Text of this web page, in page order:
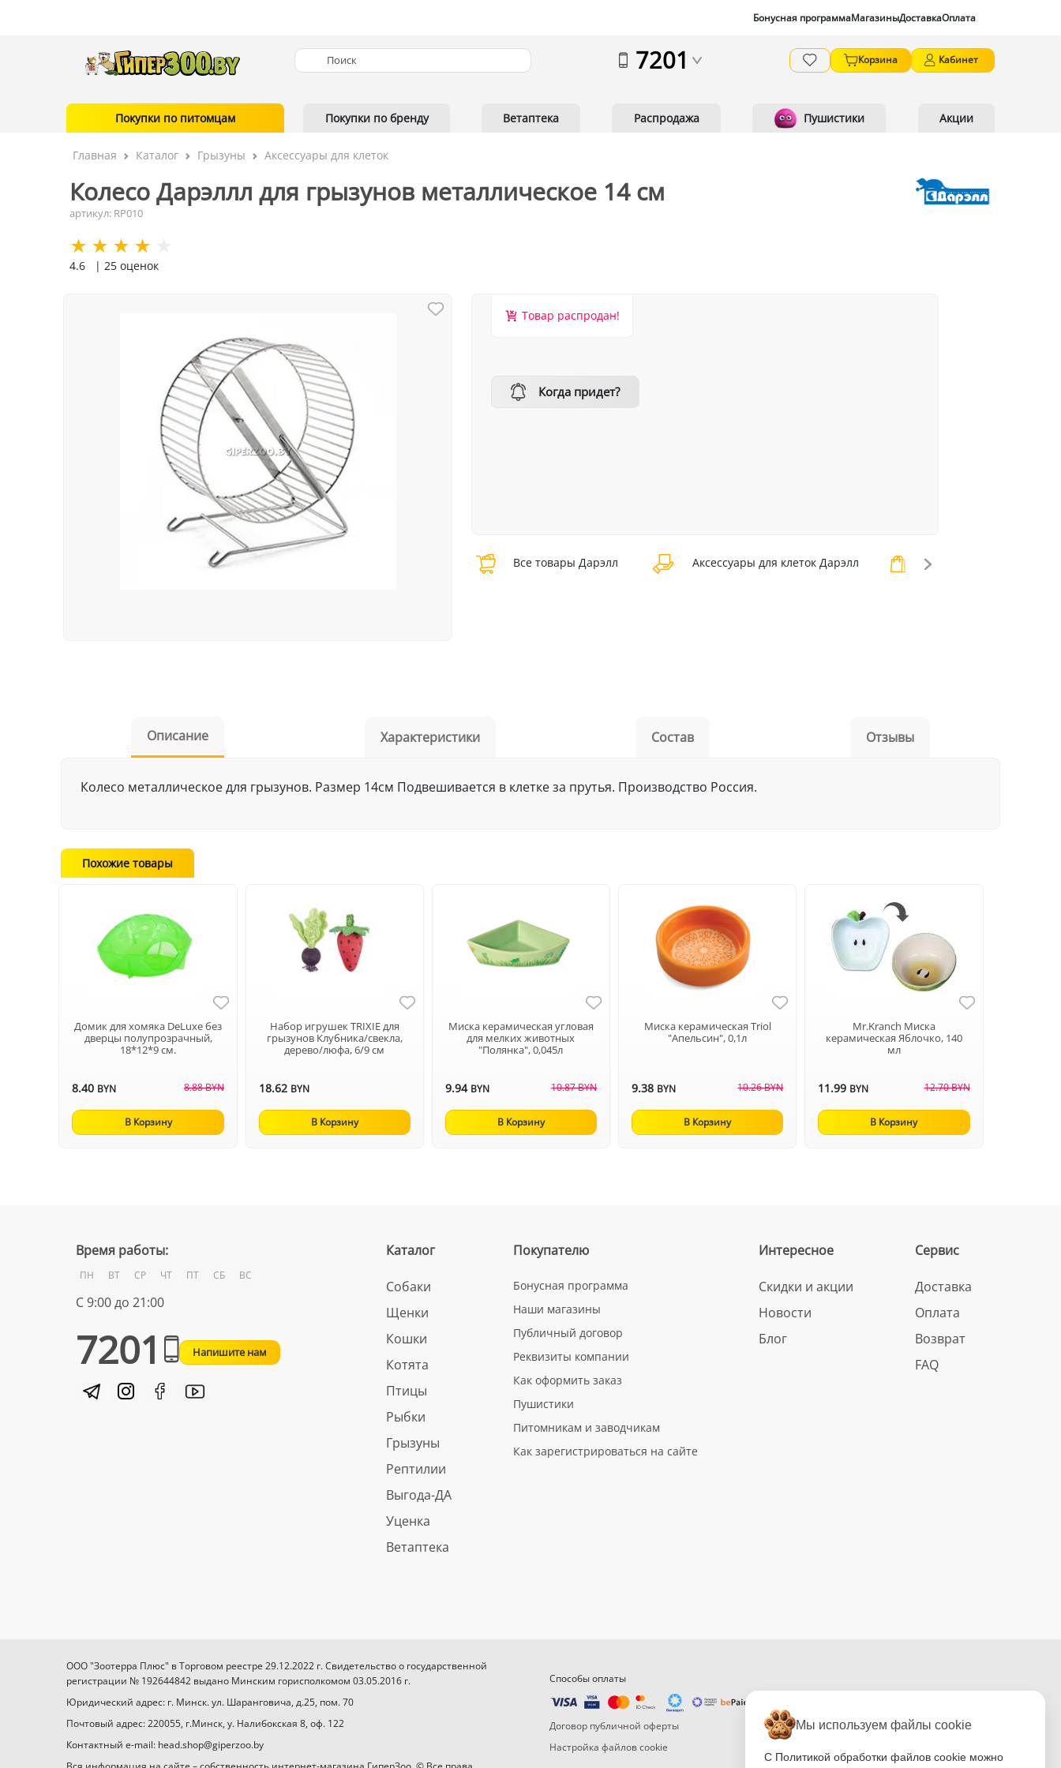
Бонусная программаМагазиныДоставкаОплата
7201 Корзина Кабинет
Покупки по питомцам Покупки по бренду Ветаптека Распродажа Пушистики Акции
Главная Каталог Грызуны Аксессуары для клеток
Колесо Дарэллл для грызунов металлическое 14 см
артикул: RP010
4.6 | 25 оценок
Товар распродан!
Когда придет?
Все товары Дарэлл Аксессуары для клеток Дарэлл Аксессуары для клеток
Описание Характеристики Состав Отзывы
Колесо металлическое для грызунов. Размер 14см Подвешивается в клетке за прутья. Производство Россия.
Похожие товары
Домик для хомяка DeLuxe без
дверцы полупрозрачный,
18*12*9 см.
8.40 BYN 8.88 BYN
В Корзину
Набор игрушек TRIXIE для
грызунов Клубника/свекла,
дерево/люфа, 6/9 см
18.62 BYN
В Корзину
Миска керамическая угловая
для мелких животных
"Полянка", 0,045л
9.94 BYN 10.87 BYN
В Корзину
Миска керамическая Triol
"Апельсин", 0,1л
9.38 BYN 10.26 BYN
В Корзину
Mr.Kranch Миска
керамическая Яблочко, 140
мл
11.99 BYN 12.70 BYN
В Корзину
Время работы:
ПН ВТ СР ЧТ ПТ СБ ВС
С 9:00 до 21:00
7201 Напишите нам
Каталог
Собаки
Щенки
Кошки
Котята
Птицы
Рыбки
Грызуны
Рептилии
Выгода-ДА
Уценка
Ветаптека
Покупателю
Бонусная программа
Наши магазины
Публичный договор
Реквизиты компании
Как оформить заказ
Пушистики
Питомникам и заводчикам
Как зарегистрироваться на сайте
Интересное
Скидки и акции
Новости
Блог
Сервис
Доставка
Оплата
Возврат
FAQ
ООО "Зоотерра Плюс" в Торговом реестре 29.12.2022 г. Свидетельство о государственной
регистрации № 192644842 выдано Минским горисполкомом 03.05.2016 г.
Юридический адрес: г. Минск. ул. Шаранговича, д.25, пом. 70
Почтовый адрес: 220055, г.Минск, у. Налибокская 8, оф. 122
Контактный e-mail: head.shop@giperzoo.by
Способы оплаты
Договор публичной оферты
Настройка файлов cookie
Мы используем файлы cookie
С Политикой обработки файлов cookie можно